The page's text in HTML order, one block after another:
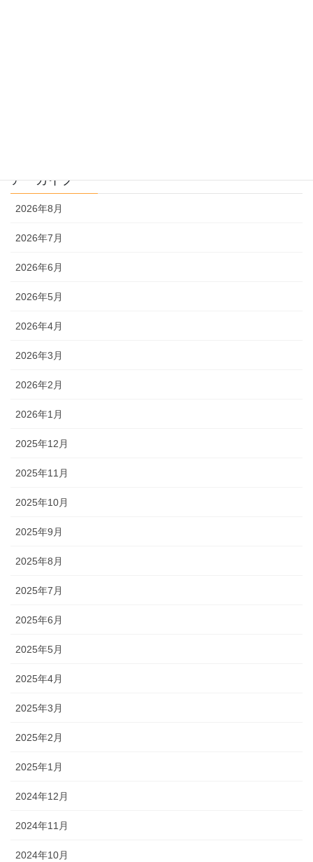
アーカイブ
2026年8月
2026年7月
2026年6月
2026年5月
2026年4月
2026年3月
2026年2月
2026年1月
2025年12月
2025年11月
2025年10月
2025年9月
2025年8月
2025年7月
2025年6月
2025年5月
2025年4月
2025年3月
2025年2月
2025年1月
2024年12月
2024年11月
2024年10月